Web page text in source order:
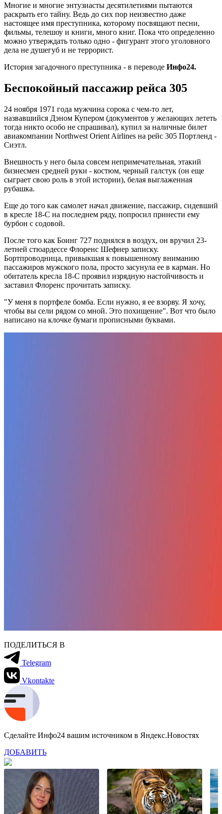
Многие и многие энтузиасты десятилетиями пытаются
раскрыть его тайну. Ведь до сих пор неизвестно даже
настоящее имя преступника, которому посвящают песни,
фильмы, телешоу и книги, много книг. Пока что определенно
можно утверждать только одно - фигурант этого уголовного
дела не душегуб и не террорист.
История загадочного преступника - в переводе Инфо24.
Беспокойный пассажир рейса 305
24 ноября 1971 года мужчина сорока с чем-то лет,
назвавшийся Дэном Купером (документов у желающих лететь
тогда никто особо не спрашивал), купил за наличные билет
авиакомпании Northwest Orient Airlines на рейс 305 Портленд -
Сиэтл.
Внешность у него была совсем непримечательная, этакий
бизнесмен средней руки - костюм, черный галстук (он еще
сыграет свою роль в этой истории), белая выглаженная
рубашка.
Еще до того как самолет начал движение, пассажир, сидевший
в кресле 18-C на последнем ряду, попросил принести ему
бурбон с содовой.
После того как Боинг 727 поднялся в воздух, он вручил 23-
летней стюардессе Флоренс Шефнер записку.
Бортпроводница, привыкшая к повышенному вниманию
пассажиров мужского пола, просто засунула ее в карман. Но
обитатель кресла 18-С проявил изрядную настойчивость и
заставил Флоренс прочитать записку.
"У меня в портфеле бомба. Если нужно, я ее взорву. Я хочу,
чтобы вы сели рядом со мной. Это похищение". Вот что было
написано на клочке бумаги прописными буквами.
ПОДЕЛИТЬСЯ В
Telegram
Vkontakte
Сделайте Инфо24 вашим источником в Яндекс.Новостях
ДОБАВИТЬ